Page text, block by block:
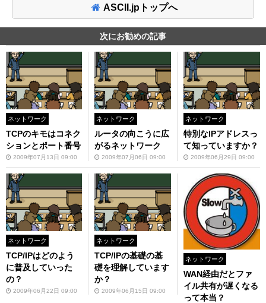
ASCII.jpトップへ
次にお勧めの記事
ネットワーク
TCPのキモはコネク
ションとポート番号
2009年07月13日 09:00
ネットワーク
ルータの向こうに広
がるネットワーク
2009年07月06日 09:00
ネットワーク
特別なIPアドレスっ
て知っていますか？
2009年06月29日 09:00
ネットワーク
TCP/IPはどのよう
に普及していった
の？
2009年06月22日 09:00
ネットワーク
TCP/IPの基礎の基
礎を理解しています
か？
2009年06月15日 09:00
ネットワーク
WAN経由だとファ
イル共有が遅くなる
って本当？